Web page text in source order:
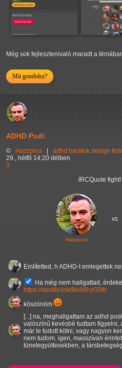
Még sok fejlesztenivaló maradt a
Mit gondolsz?
ADHD Podi
© Haszprus adhd barátok design
29., hétfő 14:20 délben
0
IRCQuote
Haszprus
vs
Említetted, h ADHD-t emlegettek
Ha még nem hallgattad,
https://spotify.link/lkk88hyG0Ib
köszönöm
[...] na, meghallgattam az adhd
valószínű kevésbé tudtam
már le tudott kötni, vagy nagyon
nem tudom. igen, masszívan
tünetegyüttesekben, a